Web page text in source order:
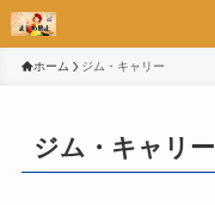
ホーム ジム・キャリー
ジム・キャリー